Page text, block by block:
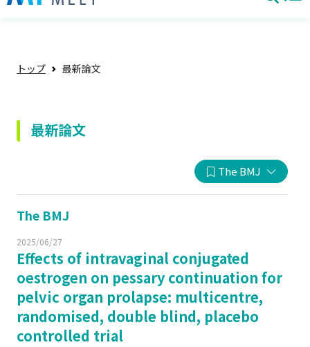
トップ 最新論文
最新論文
The BMJ
The BMJ
2025/06/27
Effects of intravaginal conjugated
oestrogen on pessary continuation for
pelvic organ prolapse: multicentre,
randomised, double blind, placebo
controlled trial